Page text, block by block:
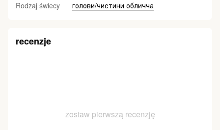
Rodzaj świecy
голови/чистини обличча
recenzje
zostaw pierwszą recenzję